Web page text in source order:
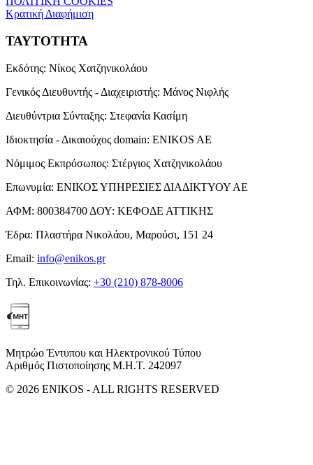
Κρατική Διαφήμιση
ΤΑΥΤΟΤΗΤΑ
Εκδότης: Νίκος Χατζηνικολάου
Γενικός Διευθυντής - Διαχειριστής: Μάνος Νιφλής
Διευθύντρια Σύνταξης: Στεφανία Κασίμη
Ιδιοκτησία - Δικαιούχος domain: ENIKOS AE
Νόμιμος Εκπρόσωπος: Στέργιος Χατζηνικολάου
Επωνυμία: ΕΝΙΚΟΣ ΥΠΗΡΕΣΙΕΣ ΔΙΑΔΙΚΤΥΟΥ ΑΕ
ΑΦΜ: 800384700 ΔΟΥ: ΚΕΦΟΔΕ ΑΤΤΙΚΗΣ
Έδρα: Πλαστήρα Νικολάου, Μαρούσι, 151 24
Email: info@enikos.gr
Τηλ. Επικοινωνίας: +30 (210) 878-8006
Μητρώο Έντυπου και Ηλεκτρονικού Τύπου
Αριθμός Πιστοποίησης Μ.Η.Τ. 242097
© 2026 ENIKOS - ALL RIGHTS RESERVED